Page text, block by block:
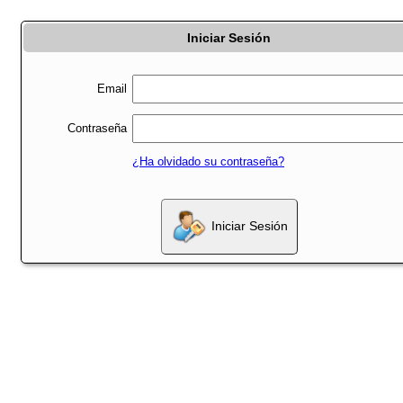
Iniciar Sesión
Email
Contraseña
¿Ha olvidado su contraseña?
Iniciar Sesión